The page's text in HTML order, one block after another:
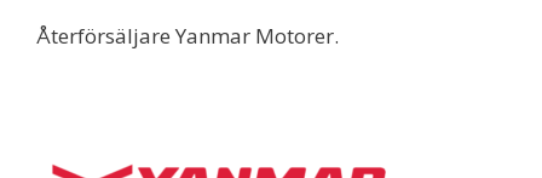
Återförsäljare Yanmar Motorer.